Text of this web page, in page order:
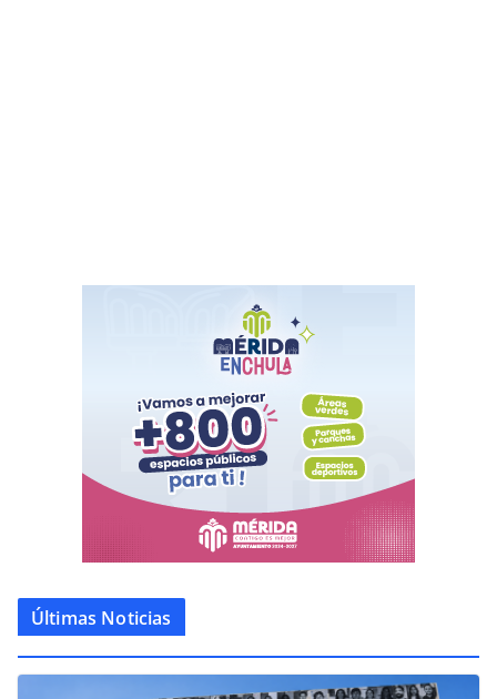
Últimas Noticias